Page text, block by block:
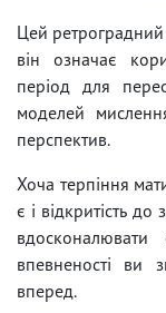
Цей
він означає
період для
моделей
перспектив.
Хоча терпіння
є і відкритість
впевненості ви
вперед.